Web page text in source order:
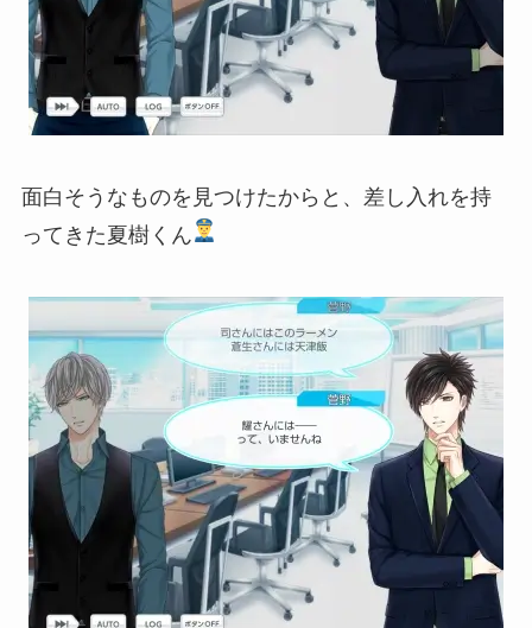
面白そうなものを見つけたからと、差し入れを持
ってきた夏樹くん